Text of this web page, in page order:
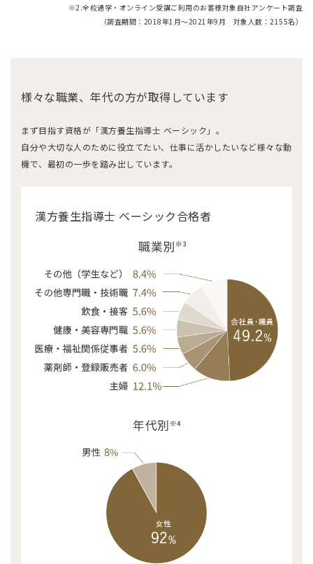
※2.全校通学・オンライン受講ご利用のお客様対象自社アンケート調査
（調査期間：2018年1月～2021年9月 対象人数：2155名）
様々な職業、年代の方が取得しています
まず目指す資格が「漢方養生指導士 ベーシック」。
自分や大切な人のために役立てたい、仕事に活かしたいなど様々な動
機で、最初の一歩を踏み出しています。
漢方養生指導士 ベーシック合格者